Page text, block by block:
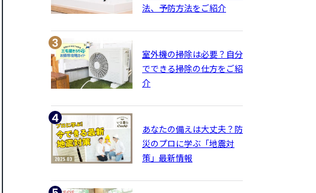
法、予防方法をご紹介
室外機の掃除は必要？自分
でできる掃除の仕方をご紹
介
あなたの備えは大丈夫？防
災のプロに学ぶ「地震対
策」最新情報